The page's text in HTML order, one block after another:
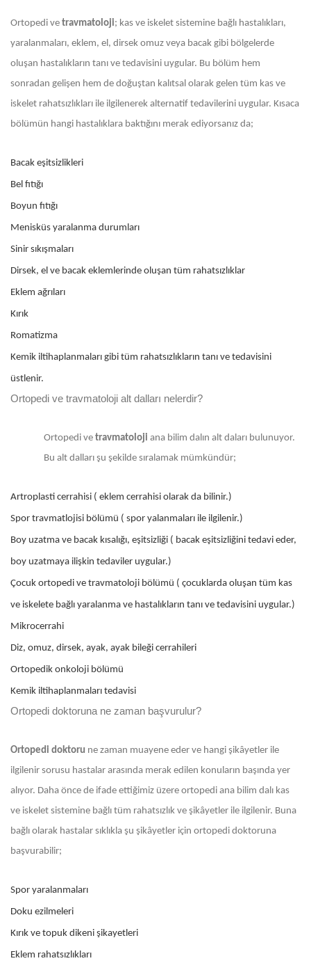
Ortopedi ve travmatoloji; kas ve iskelet sistemine bağlı hastalıkları,
yaralanmaları, eklem, el, dirsek omuz veya bacak gibi bölgelerde
oluşan hastalıkların tanı ve tedavisini uygular. Bu bölüm hem
sonradan gelişen hem de doğuştan kalıtsal olarak gelen tüm kas ve
iskelet rahatsızlıkları ile ilgilenerek alternatif tedavilerini uygular. Kısaca
bölümün hangi hastalıklara baktığını merak ediyorsanız da;
Bacak eşitsizlikleri
Bel fıtığı
Boyun fıtığı
Menisküs yaralanma durumları
Sinir sıkışmaları
Dirsek, el ve bacak eklemlerinde oluşan tüm rahatsızlıklar
Eklem ağrıları
Kırık
Romatizma
Kemik iltihaplanmaları gibi tüm rahatsızlıkların tanı ve tedavisini
üstlenir.
Ortopedi ve travmatoloji alt dalları nelerdir?
Ortopedi ve travmatoloji ana bilim dalın alt daları bulunuyor.
Bu alt dalları şu şekilde sıralamak mümkündür;
Artroplasti cerrahisi ( eklem cerrahisi olarak da bilinir.)
Spor travmatlojisi bölümü ( spor yalanmaları ile ilgilenir.)
Boy uzatma ve bacak kısalığı, eşitsizliği ( bacak eşitsizliğini tedavi eder,
boy uzatmaya ilişkin tedaviler uygular.)
Çocuk ortopedi ve travmatoloji bölümü ( çocuklarda oluşan tüm kas
ve iskelete bağlı yaralanma ve hastalıkların tanı ve tedavisini uygular.)
Mikrocerrahi
Diz, omuz, dirsek, ayak, ayak bileği cerrahileri
Ortopedik onkoloji bölümü
Kemik iltihaplanmaları tedavisi
Ortopedi doktoruna ne zaman başvurulur?
Ortopedi doktoru ne zaman muayene eder ve hangi şikâyetler ile
ilgilenir sorusu hastalar arasında merak edilen konuların başında yer
alıyor. Daha önce de ifade ettiğimiz üzere ortopedi ana bilim dalı kas
ve iskelet sistemine bağlı tüm rahatsızlık ve şikâyetler ile ilgilenir. Buna
bağlı olarak hastalar sıklıkla şu şikâyetler için ortopedi doktoruna
başvurabilir;
Spor yaralanmaları
Doku ezilmeleri
Kırık ve topuk dikeni şikayetleri
Eklem rahatsızlıkları